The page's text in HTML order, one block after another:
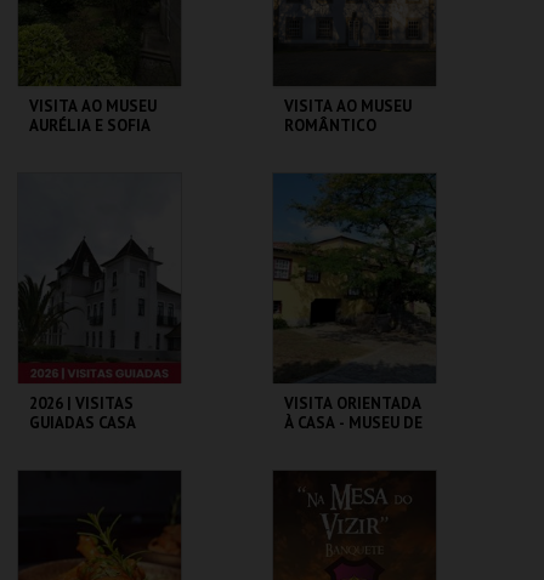
COMPRAR
VISITA AO MUSEU
AURÉLIA E SOFIA
MAIS INFO
COMPRAR
VISITA AO MUSEU
ROMÂNTICO
MUSEU ROMÂNTICO
MAIS INFO
COMPRAR
2026 | VISITAS
GUIADAS CASA
MAIS INFO
VISITA ORIENTADA
À CASA - MUSEU DE
LOJA DA CASA-
MUSEU CAMILO
MAIS INFO